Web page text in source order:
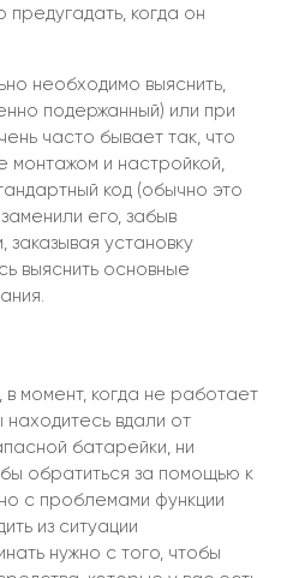
когда он
необходимо выяснить,
подержанный) или при
часто бывает так, что
и настройкой,
код (обычно это
заменили его, забыв
установку
выяснить основные
момент, когда не работает
находитесь вдали от
батарейки, ни
обратиться за помощью к
с проблемами функции
из ситуации
нужно с того, чтобы